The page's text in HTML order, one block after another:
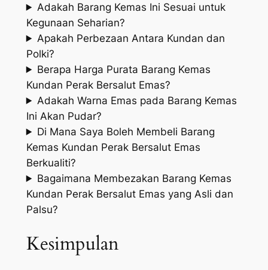
Adakah Barang Kemas Ini Sesuai untuk
Kegunaan Seharian?
Apakah Perbezaan Antara Kundan dan
Polki?
Berapa Harga Purata Barang Kemas
Kundan Perak Bersalut Emas?
Adakah Warna Emas pada Barang Kemas
Ini Akan Pudar?
Di Mana Saya Boleh Membeli Barang
Kemas Kundan Perak Bersalut Emas
Berkualiti?
Bagaimana Membezakan Barang Kemas
Kundan Perak Bersalut Emas yang Asli dan
Palsu?
Kesimpulan